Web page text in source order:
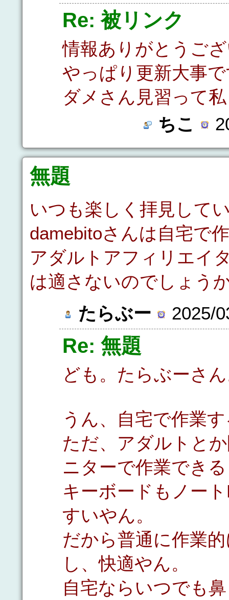
Re: 被リンク
情報ありがとうご
やっぱり更新大事
ダメさん見習って
ちこ
無題
いつも楽しく拝見して
damebitoさんは自宅で
アダルトアフィリエイ
は適さないのでしょう
たらぶー
2025/
Re: 無題
ども。たらぶーさ
うん、自宅で作業
ただ、アダルトと
ニターで作業でき
キーボードもノー
すいやん。
だから普通に作業
し、快適やん。
自宅ならいつでも